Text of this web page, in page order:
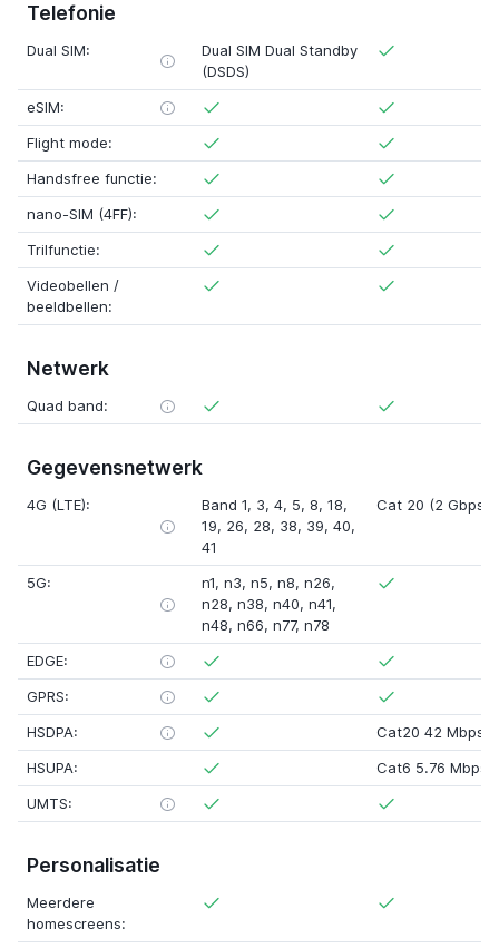
Telefonie
Dual SIM:
Dual SIM Dual Standby
(DSDS)
eSIM:
Flight mode:
Handsfree functie:
nano-SIM (4FF):
Trilfunctie:
Videobellen /
beeldbellen:
Netwerk
Quad band:
Gegevensnetwerk
4G (LTE): Band 1, 3, 4, 5, 8, 18,
19, 26, 28, 38, 39, 40,
41
Cat 20 (2 Gbps)
5G: n1, n3, n5, n8, n26,
n28, n38, n40, n41,
n48, n66, n77, n78
EDGE:
GPRS:
HSDPA:
Cat20 42 Mbps
HSUPA:
Cat6 5.76 Mbps
UMTS:
Personalisatie
Meerdere
homescreens: